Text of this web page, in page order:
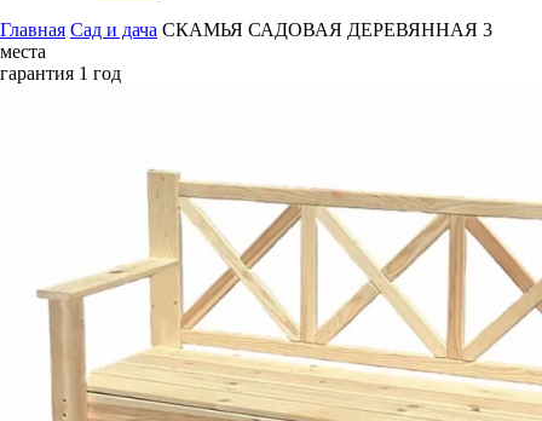
Главная Сад и дача СКАМЬЯ САДОВАЯ ДЕРЕВЯННАЯ 3
места
гарантия 1 год